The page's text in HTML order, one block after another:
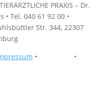
PRAXIS – Dr.
• Tel. 040 61 92 00 •
Str. 344, 22307
• •